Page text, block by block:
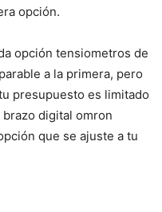
opción.
opción tensiometros de
a la primera, pero
presupuesto es limitado
digital omron
que se ajuste a tu